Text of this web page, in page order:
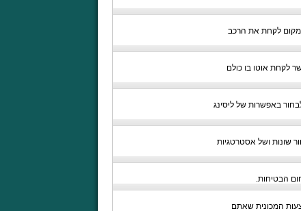
במקום לקחת את הרכב
לקחת אוטו בו כולם
באפשרות של ליסינג
שונות ושל אסטרטגיות
הבטיחות.
המכונית שאתם